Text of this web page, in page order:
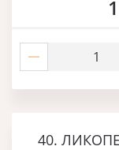
40.